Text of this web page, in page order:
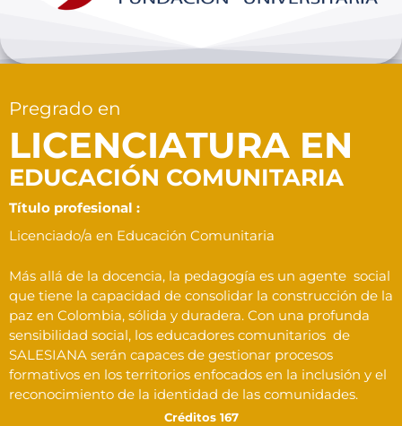
Investigación
Extension y desarrollo
Pregrado en
LICENCIATURA EN
EDUCACIÓN COMUNITARIA
Título profesional :
Licenciado/a en Educación Comunitaria
Más allá de la docencia, la pedagogía es un agente social
que tiene la capacidad de consolidar la construcción de la
paz en Colombia, sólida y duradera. Con una profunda
sensibilidad social, los educadores comunitarios de
SALESIANA serán capaces de gestionar procesos
formativos en los territorios enfocados en la inclusión y el
reconocimiento de la identidad de las comunidades.
Créditos 167